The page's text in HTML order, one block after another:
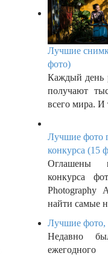
Лучшие
фото)
Каждый день
получают
всего мира.
Лучшие фото
конкурса (15
Оглашены
конкурса
Photography
найти самые
Лучшие фото,
Недавно